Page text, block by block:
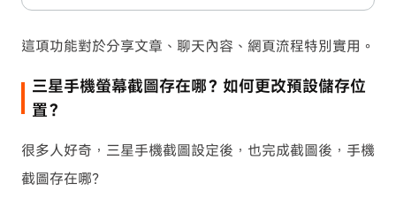
這項功能對於分享文章、聊天內容、網頁流程特別實用。
三星手機螢幕截圖存在哪？如何更改預設儲存位
置？
很多人好奇，三星手機截圖設定後，也完成截圖後，手機
截圖存在哪？